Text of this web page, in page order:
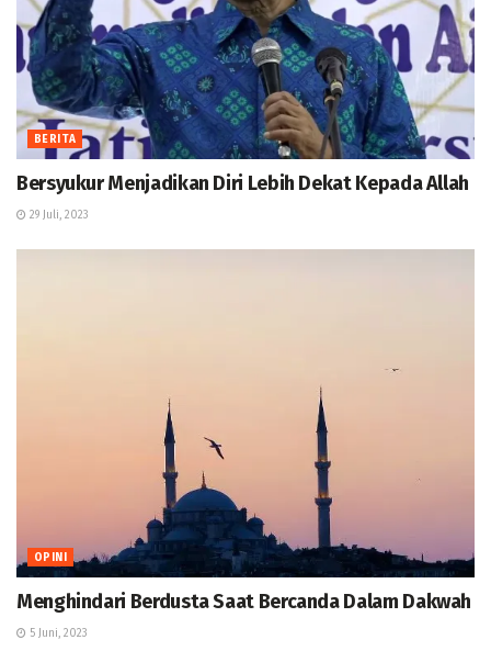
BERITA
Bersyukur Menjadikan Diri Lebih Dekat Kepada Allah
29 Juli, 2023
OPINI
Menghindari Berdusta Saat Bercanda Dalam Dakwah
5 Juni, 2023